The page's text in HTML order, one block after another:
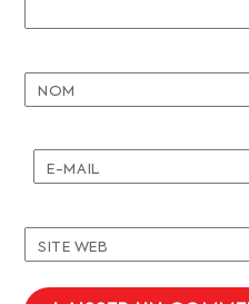
NOM
E-MAIL
SITE WEB